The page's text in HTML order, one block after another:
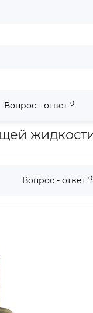
Вопрос - ответ 0
жидкости
Вопрос - ответ 0